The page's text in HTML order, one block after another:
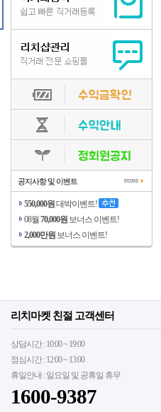
공지사항 및 이벤트
550,000원대박이벤트!
08월 70,000원 보너스 이벤트!
2,000만원 보너스 이벤트!
리치마켓 친절 고객센터
상담시간 : 10:00 ~ 19:00
점심시간 : 12:00 ~ 13:00
휴일안내 : 일요일 및 공휴일 휴무
1600-9387